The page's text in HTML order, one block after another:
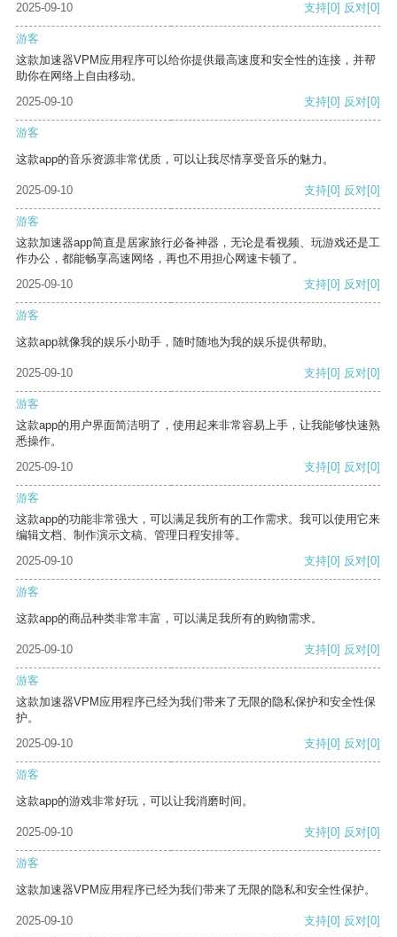
2025-09-10 支持[0] 反对[0]
游客
这款加速器VPM应用程序可以给你提供最高速度和安全性的连接，并帮
助你在网络上自由移动。
2025-09-10
支持[0] 反对[0]
游客
这款app的音乐资源非常优质，可以让我尽情享受音乐的魅力。
2025-09-10 支持[0] 反对[0]
游客
这款加速器app简直是居家旅行必备神器，无论是看视频、玩游戏还是工
作办公，都能畅享高速网络，再也不用担心网速卡顿了。
2025-09-10
支持[0] 反对[0]
游客
这款app就像我的娱乐小助手，随时随地为我的娱乐提供帮助。
2025-09-10 支持[0] 反对[0]
游客
这款app的用户界面简洁明了，使用起来非常容易上手，让我能够快速熟
悉操作。
2025-09-10
支持[0] 反对[0]
游客
这款app的功能非常强大，可以满足我所有的工作需求。我可以使用它来
编辑文档、制作演示文稿、管理日程安排等。
2025-09-10
支持[0] 反对[0]
游客
这款app的商品种类非常丰富，可以满足我所有的购物需求。
2025-09-10 支持[0] 反对[0]
游客
这款加速器VPM应用程序已经为我们带来了无限的隐私保护和安全性保
护。
2025-09-10
支持[0] 反对[0]
游客
这款app的游戏非常好玩，可以让我消磨时间。
2025-09-10 支持[0] 反对[0]
游客
这款加速器VPM应用程序已经为我们带来了无限的隐私和安全性保护。
2025-09-10 支持[0] 反对[0]